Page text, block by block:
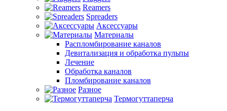
Reamers
Spreaders
Аксессуары
Материалы
Распломбирование каналов
Девитализация и обработка пульпы
Лечение
Обработка каналов
Пломбирование каналов
Разное
Термогуттаперча